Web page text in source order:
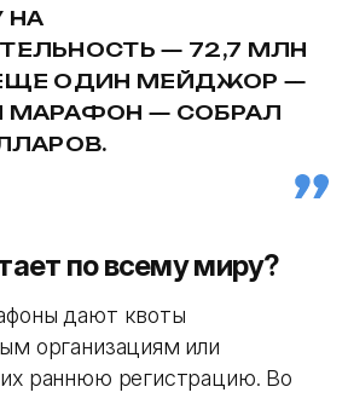
НА
— 72,7 МЛН
ОДИН МЕЙДЖОР —
МАРАФОН — СОБРАЛ
по всему миру?
дают квоты
организациям или
раннюю регистрацию. Во